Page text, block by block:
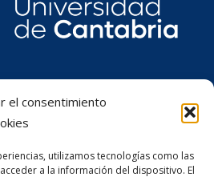
el consentimiento
utilizamos tecnologías como las
a la información del dispositivo. El